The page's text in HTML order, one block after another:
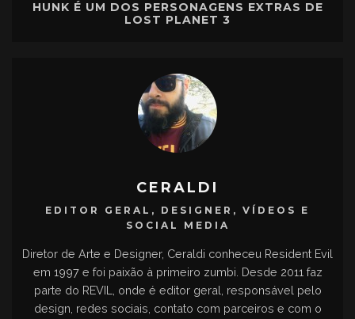
HUNK É UM DOS PERSONAGENS EXTRAS DE
LOST PLANET 3
CERALDI
EDITOR GERAL, DESIGNER, VÍDEOS E
SOCIAL MEDIA
Diretor de Arte e Designer, Ceraldi conheceu Resident Evil
em 1997 e foi paixão à primeiro zumbi. Desde 2011 faz
parte do REVIL, onde é editor geral, responsável pelo
design, redes sociais, contato com parceiros e com o